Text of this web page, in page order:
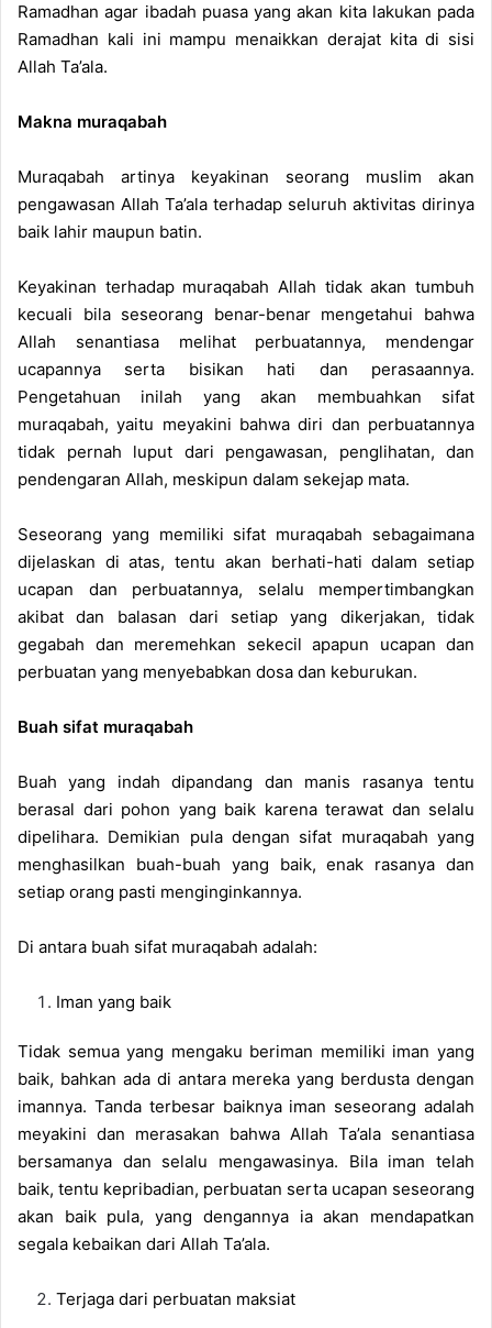
Ramadhan agar ibadah puasa yang akan kita lakukan pada
Ramadhan kali ini mampu menaikkan derajat kita di sisi
Allah Ta’ala.
Makna muraqabah
Muraqabah artinya keyakinan seorang muslim akan
pengawasan Allah Ta’ala terhadap seluruh aktivitas dirinya
baik lahir maupun batin.
Keyakinan terhadap muraqabah Allah tidak akan tumbuh
kecuali bila seseorang benar-benar mengetahui bahwa
Allah senantiasa melihat perbuatannya, mendengar
ucapannya serta bisikan hati dan perasaannya.
Pengetahuan inilah yang akan membuahkan sifat
muraqabah, yaitu meyakini bahwa diri dan perbuatannya
tidak pernah luput dari pengawasan, penglihatan, dan
pendengaran Allah, meskipun dalam sekejap mata.
Seseorang yang memiliki sifat muraqabah sebagaimana
dijelaskan di atas, tentu akan berhati-hati dalam setiap
ucapan dan perbuatannya, selalu mempertimbangkan
akibat dan balasan dari setiap yang dikerjakan, tidak
gegabah dan meremehkan sekecil apapun ucapan dan
perbuatan yang menyebabkan dosa dan keburukan.
Buah sifat muraqabah
Buah yang indah dipandang dan manis rasanya tentu
berasal dari pohon yang baik karena terawat dan selalu
dipelihara. Demikian pula dengan sifat muraqabah yang
menghasilkan buah-buah yang baik, enak rasanya dan
setiap orang pasti menginginkannya.
Di antara buah sifat muraqabah adalah:
Iman yang baik
Tidak semua yang mengaku beriman memiliki iman yang
baik, bahkan ada di antara mereka yang berdusta dengan
imannya. Tanda terbesar baiknya iman seseorang adalah
meyakini dan merasakan bahwa Allah Ta’ala senantiasa
bersamanya dan selalu mengawasinya. Bila iman telah
baik, tentu kepribadian, perbuatan serta ucapan seseorang
akan baik pula, yang dengannya ia akan mendapatkan
segala kebaikan dari Allah Ta’ala.
Terjaga dari perbuatan maksiat